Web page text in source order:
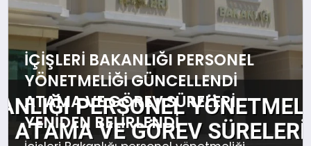
KIMDIR?
HESAPLAMALAR
İÇIŞLERI BAKANLIĞI PERSONEL
YÖNETMELIĞI GÜNCELLENDI
ATAMA VE GÖREV SÜRELERI
YENIDEN BELIRLENDI